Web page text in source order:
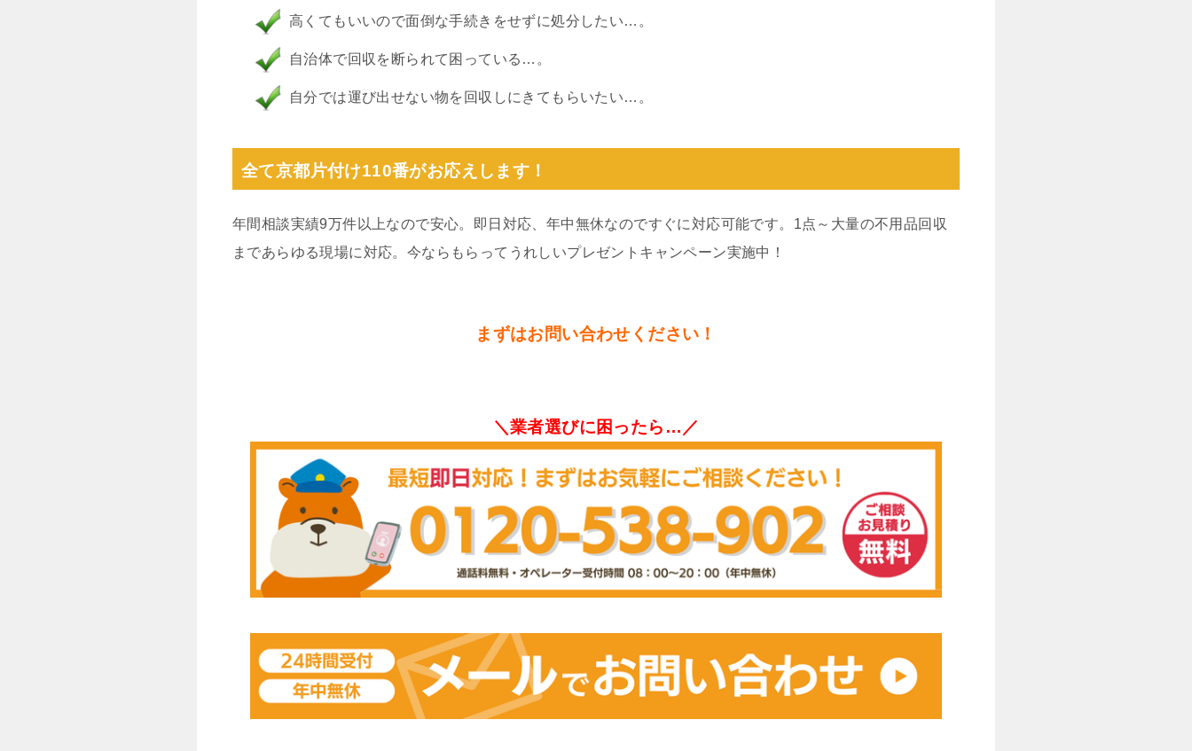
高くてもいいので面倒な手続きをせずに処分したい…。
自治体で回収を断られて困っている…。
自分では運び出せない物を回収しにきてもらいたい…。
全て京都片付け110番がお応えします！
年間相談実績9万件以上なので安心。即日対応、年中無休なのですぐに対応可能です。1点～大量の不用品回収
まであらゆる現場に対応。今ならもらってうれしいプレゼントキャンペーン実施中！
まずはお問い合わせください！
＼業者選びに困ったら…／